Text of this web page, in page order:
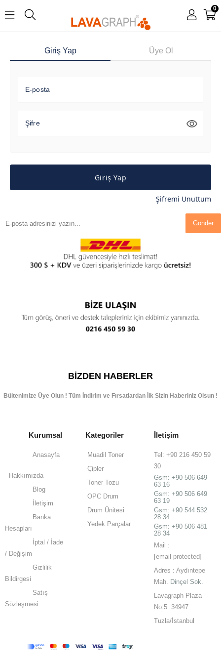
0
Giriş Yap Üye Ol
E-posta
Şifre
Giriş Yap
Şifremi Unuttum
Gönder
BIZDEN HABERLER
Bültenimize Üye Olun ! Tüm İndirim ve Fırsatlardan İlk Sizin Haberiniz Olsun !
Kurumsal
Anasayfa
Hakkımızda
Blog
İletişim
Banka
Hesapları
İptal / İade
/ Değişim
Gizlilik
Bildirgesi
Satış
Sözleşmesi
Kategoriler
Muadil Toner
Çipler
Toner Tozu
OPC Drum
Drum Ünitesi
Yedek Parçalar
İletişim
Tel: +90 216 450 59
30
Gsm:+90 506 649
63 16
Gsm:+90 506 649
63 19
Gsm: +90 544 532
28 34
Gsm: +90 506 481
28 34
Mail :
[email protected]
Adres : Aydıntepe
Mah. Dinçel Sok.
Lavagraph Plaza
No:5 34947
Tuzla/İstanbul